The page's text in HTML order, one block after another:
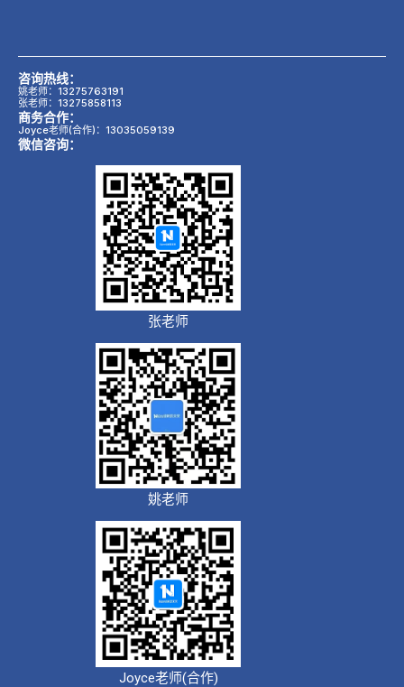
咨询热线：
姚老师：13275763191
张老师：13275858113
商务合作：
Joyce老师(合作)：13035059139
微信咨询：
张老师
姚老师
Joyce老师(合作)